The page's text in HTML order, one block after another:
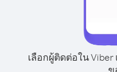
เลือกผู้ติดต่อใน
ข